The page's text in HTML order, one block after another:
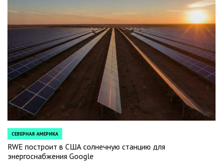
POSTED
IN
СЕВЕРНАЯ АМЕРИКА
RWE построит в США солнечную станцию для
энергоснабжения Google